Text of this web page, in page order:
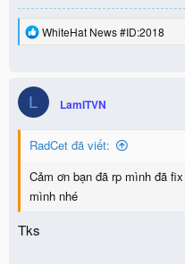
R
t
o
n
s
WhiteHat News #ID:2018
L LamITVN
RadCet đã viết:
Cảm ơn bạn đã rp mình đã
mình nhé
Tks